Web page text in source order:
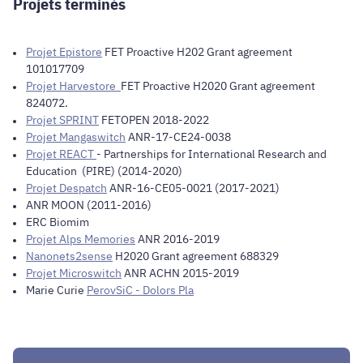
Projet Epistore FET Proactive H202 Grant agreement
101017709
Projet Harvestore FET Proactive H2020 Grant agreement
824072.
Projet SPRINT FETOPEN 2018-2022
Projet Mangaswitch ANR-17-CE24-0038
Projet REACT - Partnerships for International Research and
Education (PIRE) (2014-2020)
Projet Despatch ANR-16-CE05-0021 (2017-2021)
ANR MOON (2011-2016)
ERC Biomim
Projet Alps Memories ANR 2016-2019
Nanonets2sense H2020 Grant agreement 688329
Projet Microswitch ANR ACHN 2015-2019
Marie Curie PerovSiC - Dolors Pla